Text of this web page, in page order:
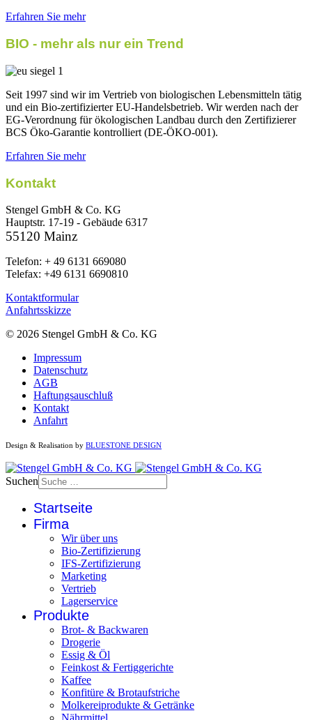
Erfahren Sie mehr
BIO - mehr als nur ein Trend
Seit 1997 sind wir im Vertrieb von biologischen Lebensmitteln tätig
und ein Bio-zertifizierter EU-Handelsbetrieb. Wir werden nach der
EG-Verordnung für ökologischen Landbau durch den Zertifizierer
BCS Öko-Garantie kontrolliert (DE-ÖKO-001).
Erfahren Sie mehr
Kontakt
Stengel GmbH & Co. KG
Hauptstr. 17-19 - Gebäude 6317
55120 Mainz
Telefon: + 49 6131 669080
Telefax: +49 6131 6690810
Kontaktformular
Anfahrtsskizze
© 2026 Stengel GmbH & Co. KG
Impressum
Datenschutz
AGB
Haftungsauschluß
Kontakt
Anfahrt
Design & Realisation by BLUESTONE DESIGN
Suchen
Startseite
Firma
Wir über uns
Bio-Zertifizierung
IFS-Zertifizierung
Marketing
Vertrieb
Lagerservice
Produkte
Brot- & Backwaren
Drogerie
Essig & Öl
Feinkost & Fertiggerichte
Kaffee
Konfitüre & Brotaufstriche
Molkereiprodukte & Getränke